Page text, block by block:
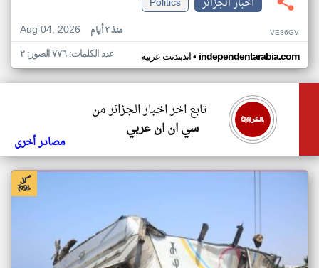
Aug 04, 2026
منذ ٣ أيام VE36GV
اندبندنت عربية• independentarabia.com عدد الكلمات: ٧٧٦ الصور: ٢
تابع اخر اخبار الجزائر من
سي ان ان عربي
مصادر أخرى